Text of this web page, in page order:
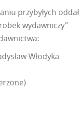
przybyłych oddał
wydawniczy”
Włodyka